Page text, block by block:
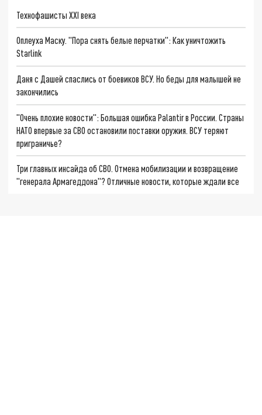
Технофашисты XXI века
Оплеуха Маску. "Пора снять белые перчатки": Как уничтожить
Starlink
Даня с Дашей спаслись от боевиков ВСУ. Но беды для малышей не
закончились
"Очень плохие новости": Большая ошибка Palantir в России. Страны
НАТО впервые за СВО остановили поставки оружия. ВСУ теряют
приграничье?
Три главных инсайда об СВО. Отмена мобилизации и возвращение
"генерала Армагеддона"? Отличные новости, которые ждали все